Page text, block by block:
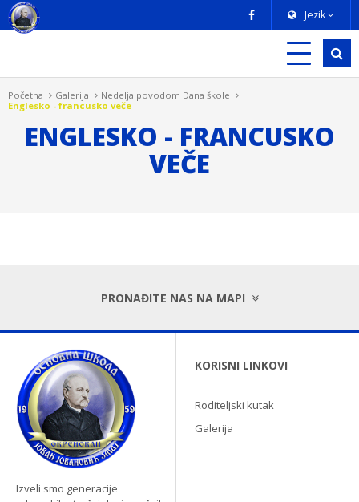
Jezik
Početna Galerija
Nedelja povodom Dana škole
Englesko - francusko veče
ENGLESKO - FRANCUSKO
VEČE
PRONAĐITE NAS NA MAPI
Izveli smo generacije
KORISNI LINKOVI
Roditeljski kutak
Galerija